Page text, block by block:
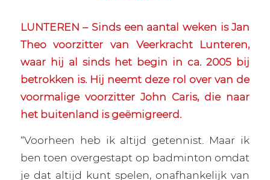
LUNTEREN – Sinds een aantal weken is Jan
Theo voorzitter van Veerkracht Lunteren,
waar hij al sinds het begin in ca. 2005 bij
betrokken is. Hij neemt deze rol over van de
voormalige voorzitter John Caris, die naar
het buitenland is geëmigreerd.
“Voorheen heb ik altijd getennist. Maar ik
ben toen overgestapt op badminton omdat
je dat altijd kunt spelen, onafhankelijk van